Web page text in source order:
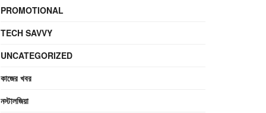
PROMOTIONAL
TECH SAVVY
UNCATEGORIZED
কাজের খবর
নস্টালজিয়া